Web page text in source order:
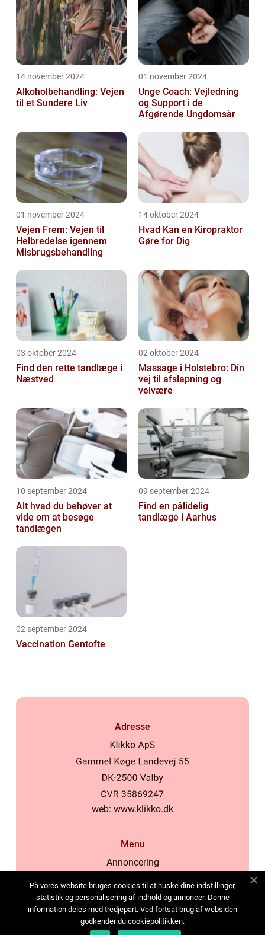
14 november 2024
Alkoholbehandling: Vejen
til et Sundere Liv
01 november 2024
Unge Coach: Vejledning
og Support i de
Afgørende Ungdomsår
01 november 2024
Vejen Frem: Vejen til
Helbredelse igennem
Misbrugsbehandling
14 oktober 2024
Hvad Kan en Kiropraktor
Gøre for Dig
03 oktober 2024
Find den rette tandlæge i
Næstved
02 oktober 2024
Massage i Holstebro: Din
vej til afslapning og
velvære
10 september 2024
Alt hvad du behøver at
vide om at besøge
tandlægen
09 september 2024
Find en pålidelig
tandlæge i Aarhus
02 september 2024
Vaccination Gentofte
Adresse
web: www.klikko.dk
Menu
Annoncering
Cookies
Kontakt os
Sitemap
På vores website bruges cookies til at huske dine indstillinger,
statistik og personalisering af indhold og annoncer. Denne
information deles med tredjepart. Ved fortsat brug af websiden
godkender du cookiepolitikken.